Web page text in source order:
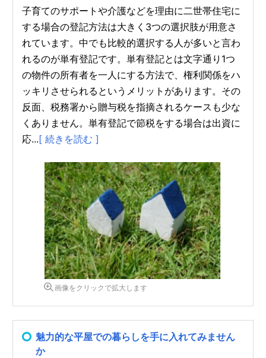
子育てのサポートや介護などを理由に二世帯住宅に
する場合の登記方法は大きく3つの選択肢が用意さ
れています。中でも比較的選択する人が多いと言わ
れるのが単有登記です。単有登記とは文字通り1つ
の物件の所有者を一人にする方法で、権利関係をハ
ッキリさせられるというメリットがあります。その
反面、税務署から贈与税を指摘されるケースも少な
くありません。単有登記で節税をする場合は出資に
応...[ 続きを読む ]
画像をクリックで拡大します
魅力的な平屋での暮らしを手に入れてみません
か